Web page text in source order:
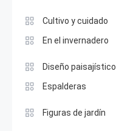
Cultivo y cuidado
En el invernadero
Diseño paisajístico
Espalderas
Figuras de jardín